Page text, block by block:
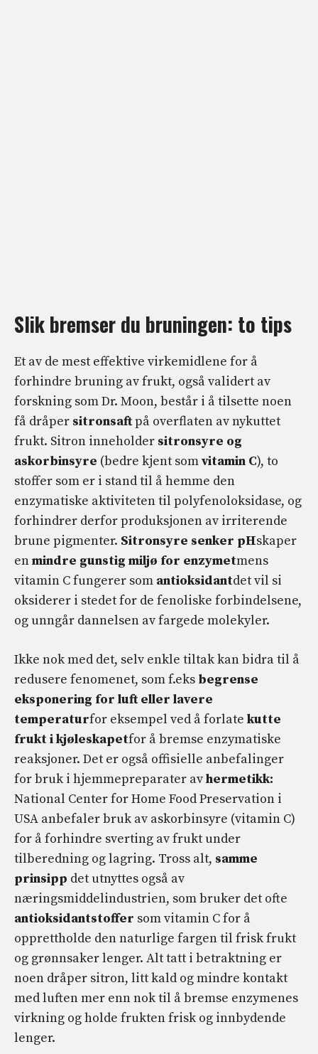
Slik bremser du bruningen: to tips
Et av de mest effektive virkemidlene for å
forhindre bruning av frukt, også validert av
forskning som Dr. Moon, består i å tilsette noen
få dråper sitronsaftpå overflaten av nykuttet
frukt. Sitron inneholder sitronsyre og
askorbinsyre (bedre kjent somvitamin C), to
stoffer som er i stand til å hemme den
enzymatiske aktiviteten til polyfenoloksidase, og
forhindrer derfor produksjonen av irriterende
brune pigmenter. Sitronsyre senker pHskaper
enmindre gunstig miljø for enzymetmens
vitamin C fungerer som antioksidantdet vil si
oksiderer i stedet for de fenoliske forbindelsene,
og unngår dannelsen av fargede molekyler.
Ikke nok med det, selv enkle tiltak kan bidra til å
redusere fenomenet, som f.eks begrense
eksponering for luft eller lavere
temperaturfor eksempel ved å forlate kutte
frukt i kjøleskapetfor å bremse enzymatiske
reaksjoner. Det er også offisielle anbefalinger
for bruk i hjemmepreparater avhermetikk:
National Center for Home Food Preservation i
USA anbefaler bruk av askorbinsyre (vitamin C)
for å forhindre sverting av frukt under
tilberedning og lagring. Tross alt, samme
prinsipp det utnyttes også av
næringsmiddelindustrien, som bruker det ofte
antioksidantstoffer som vitamin C for å
opprettholde den naturlige fargen til frisk frukt
og grønnsaker lenger. Alt tatt i betraktning er
noen dråper sitron, litt kald og mindre kontakt
med luften mer enn nok til å bremse enzymenes
virkning og holde frukten frisk og innbydende
lenger.